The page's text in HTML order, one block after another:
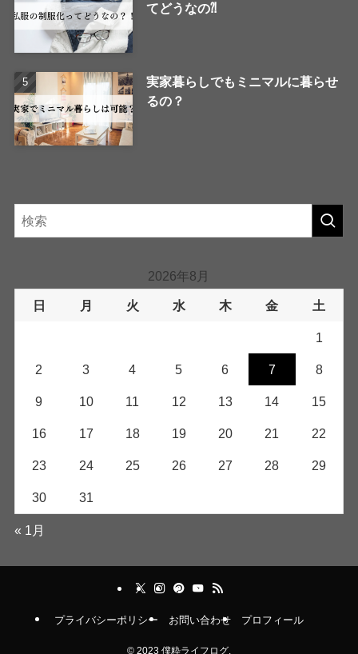
てどうなの⁈
実家暮らしでもミニマルに暮らせ
るの？
2026年8月
日 月 火 水 木 金 土
1
2 3 4 5 6 7 8
9 10 11 12 13 14 15
16 17 18 19 20 21 22
23 24 25 26 27 28 29
30 31
« 1月
プライバシーポリシー お問い合わせ プロフィール
© 2023 僕粋ライフログ.